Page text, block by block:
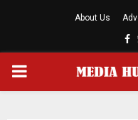
About Us
PRIMARY